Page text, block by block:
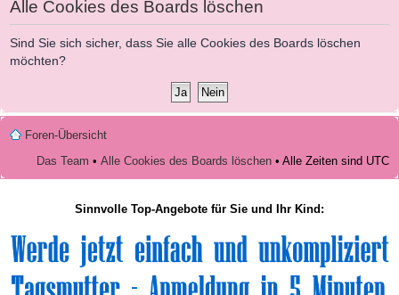
Alle Cookies des Boards löschen
Sind Sie sich sicher, dass Sie alle Cookies des Boards löschen
möchten?
Foren-Übersicht
Das Team • Alle Cookies des Boards löschen • Alle Zeiten sind UTC
Sinnvolle Top-Angebote für Sie und Ihr Kind: